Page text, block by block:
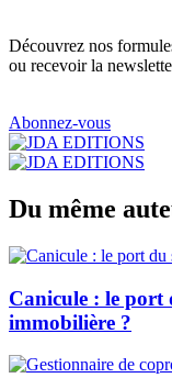
Découvrez nos
ou recevoir la
Abonnez-vous
Du même
Canicule : le port
immobilière ?